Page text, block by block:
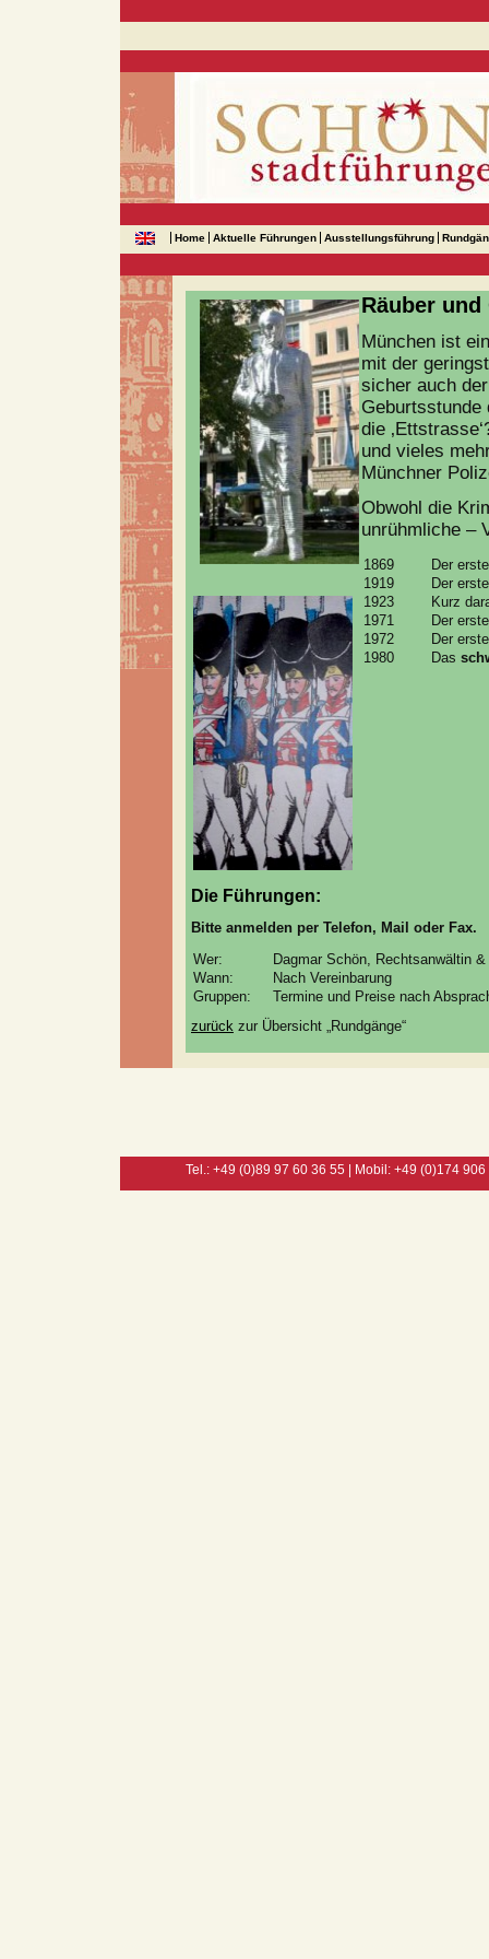
Home Aktuelle Führungen Ausstellungsführung
Räuber und
München ist
mit der
sicher auch
Geburtsstunde
die
und vieles
Münchner
Obwohl die
unrühmliche –
1869
Der
1919
Der
1923
Kurz
1971
Der
1972
Der
1980
Das
Die Führungen:
Bitte anmelden per Telefon, Mail oder Fax.
Wer:
Dagmar Schön, Rechtsanwältin
Wann:
Nach Vereinbarung
Gruppen:
Termine und Preise nach
zurück zur Übersicht „Rundgänge“
Tel.: +49 (0)89 97 60 36 55 | Mobil: +49 (0)174